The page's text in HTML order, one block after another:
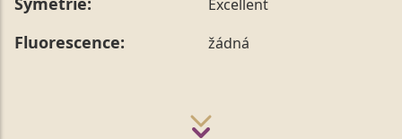
Excellent
Fluorescence: žádná